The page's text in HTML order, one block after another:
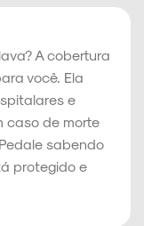
A cobertura
você. Ela
e
caso de morte
sabendo
protegido e